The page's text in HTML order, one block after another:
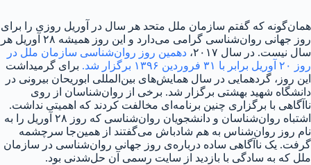
همان‌گونه که گفتم سازمان ملل متحد هر سال در آوریل روزی را برای
روز جهانی روان‌شناسی گرامی می‌دارد و این روز همیشه ۲۸ آوریل هر
سال نیست. در سال ۲۰۱۷،
دهمین روز روان‌شناسی سازمان ملل در
روز ۲۰ آوریل برابر با ۳۱ فروردین ۱۳۹۶ برگزار شد.
برای گرمیداشت
این روز، گردهمایی در سال همایش‌های بین‌المللی ابوریحان بیرونی در
دانشگاه شهید بهشتی برگزار شد. برخی از روان‌شناسان از روی
ناآگاهی با برگزاری چنین برنامه‌ای مخالفت کردند که اهمیتی نداشت.
اشتباه روان‌شناسان و دانشجویان روان‌شناسی که روز ۲۸ آوریل را به
نام روز روان‌شناس به هم شادباش می‌گفتند از همین‌جا سرچشمه
گرفت. یک ناآگاهی ساده درباره‌ی روز جهانی روان‌شناسی در سازمان
ملل که به سادگی با بازدید از سایت رسمی آن حل‌شدنی بود.